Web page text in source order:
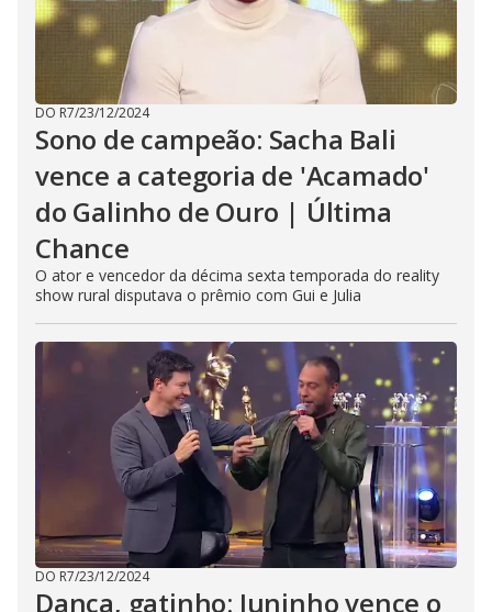
DO R7/23/12/2024
Sono de campeão: Sacha Bali
vence a categoria de 'Acamado'
do Galinho de Ouro | Última
Chance
O ator e vencedor da décima sexta temporada do reality
show rural disputava o prêmio com Gui e Julia
DO R7/23/12/2024
Dança, gatinho: Juninho vence o